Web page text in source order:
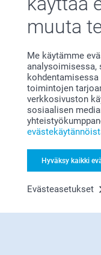
muuta
Me käytämme
analysoimisessa,
toimintojen
verkkosivuston
sosiaalisen
Hyväksy kaikki
Evästeasetukset